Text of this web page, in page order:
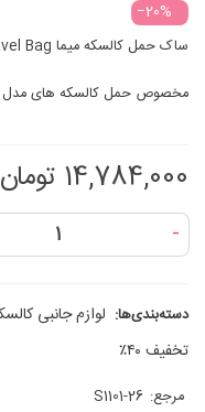
‎−20%
ساک حمل کالسکه میما Mima Xari Travel Bag
مخصوص حمل کالسکه های مدل
14,784,000 تومان
-
دسته‌بندی‌ها: لوازم جانبی
تخفیف ۴۰٪
مرجع: S1101-26